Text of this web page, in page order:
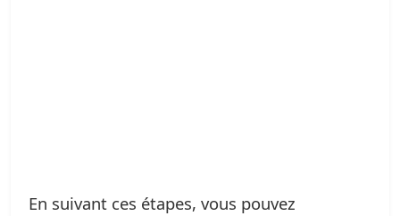
En suivant ces étapes, vous pouvez